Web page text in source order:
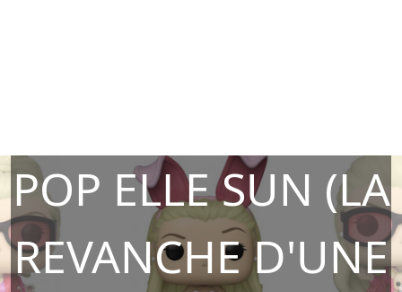
POP ELLE SUN (LA
REVANCHE D'UNE